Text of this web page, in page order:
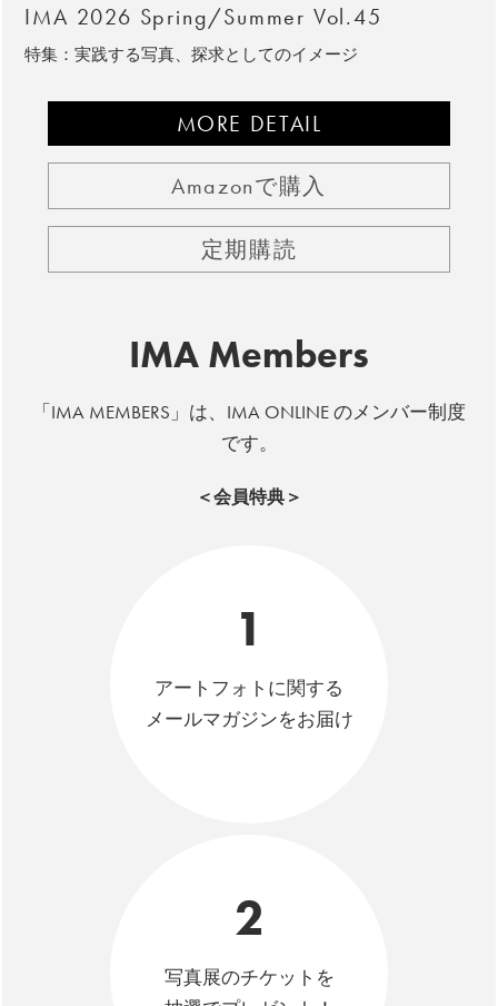
IMA 2026 Spring/Summer Vol.45
特集：実践する写真、探求としてのイメージ
MORE DETAIL
Amazonで購入
定期購読
IMA Members
「IMA MEMBERS」は、IMA ONLINE のメンバー制度
です。
＜会員特典＞
1
アートフォトに関する
メールマガジンをお届け
2
写真展のチケットを